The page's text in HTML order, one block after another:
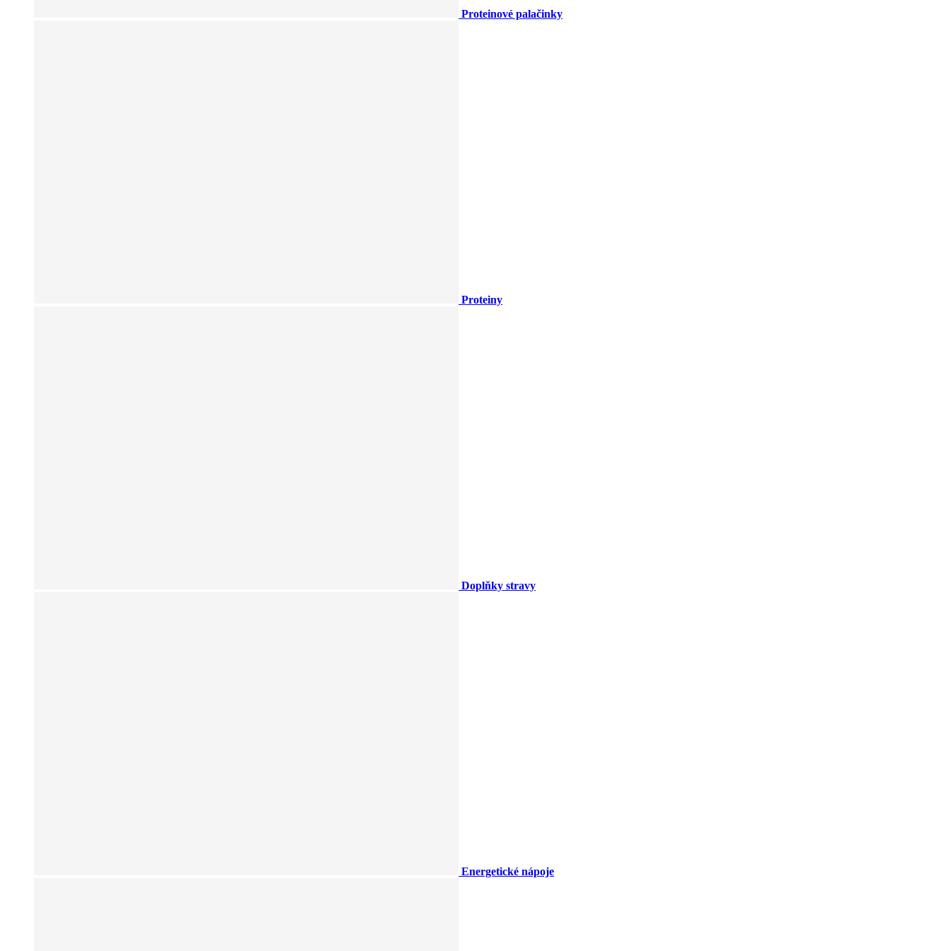
Proteinové palačinky
Proteiny
Doplňky stravy
Energetické nápoje